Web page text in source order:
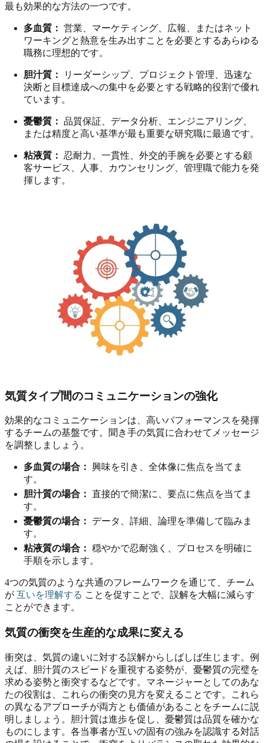
最も効果的な方法の一つです。
多血質： 営業、マーケティング、広報、またはネット
ワーキングと熱意を生み出すことを必要とするあらゆる
職務に理想的です。
胆汁質：
リーダーシップ、プロジェクト管理、迅速な
決断と目標達成への集中を必要とする戦略的役割で優れ
ています。
憂鬱質： 品質保証、データ分析、エンジニアリング、
または精度と高い基準が最も重要な研究職に最適です。
粘液質： 忍耐力、一貫性、外交的手腕を必要とする顧
客サービス、人事、カウンセリング、管理職で能力を発
揮します。
気質タイプ間のコミュニケーションの強化
効果的なコミュニケーションは、高いパフォーマンスを発揮
するチームの基盤です。聞き手の気質に合わせてメッセージ
を調整しましょう。
多血質の場合： 興味を引き、全体像に焦点を当てま
す。
胆汁質の場合： 直接的で簡潔に、要点に焦点を当てま
す。
憂鬱質の場合：
データ、詳細、論理を準備して臨みま
す。
粘液質の場合： 穏やかで忍耐強く、プロセスを明確に
手順を示します。
4つの気質のような共通のフレームワークを通じて、チーム
が 互いを理解する ことを促すことで、誤解を大幅に減らす
ことができます。
気質の衝突を生産的な成果に変える
衝突は、気質の違いに対する誤解からしばしば生じます。例
えば、胆汁質のスピードを重視する姿勢が、憂鬱質の完璧を
求める姿勢と衝突するなどです。マネージャーとしてのあな
たの役割は、これらの衝突の見方を変えることです。これら
の異なるアプローチが両方とも価値があることをチームに説
明しましょう。胆汁質は進歩を促し、憂鬱質は品質を確かな
ものにします。各当事者が互いの固有の強みを認識する対話